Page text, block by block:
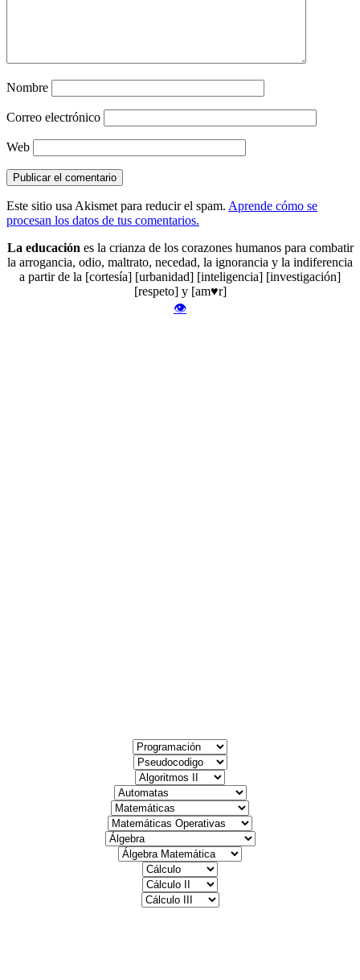
Nombre
Correo electrónico
Web
Este sitio usa Akismet para reducir el spam. Aprende cómo se
procesan los datos de tus comentarios.
La educaciónes la crianza de los corazones humanos para combatir
la arrogancia, odio, maltrato, necedad, la ignorancia y la indiferencia
a partir de la [cortesía] [urbanidad] [inteligencia] [investigación]
[respeto] y [am♥r]
👁